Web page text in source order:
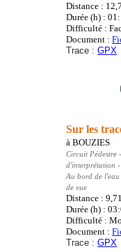
Distance :
Durée (h) :
Difficulté :
Document :
Trace : GPX
Sur les
à BOUZIES
Circuit Pédestre
d'interprétation -
Au bord de
de vue
Distance :
Durée (h) :
Difficulté :
Document :
Trace : GPX